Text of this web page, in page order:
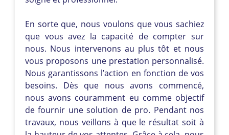
En sorte que, nous voulons que vous sachiez
que vous avez la capacité de compter sur
nous. Nous intervenons au plus tôt et nous
vous proposons une prestation personnalisé.
Nous garantissons l’action en fonction de vos
besoins. Dès que nous avons commencé,
nous avons couramment eu comme objectif
de fournir une solution de pro. Pendant nos
travaux, nous veillons à que le résultat soit à